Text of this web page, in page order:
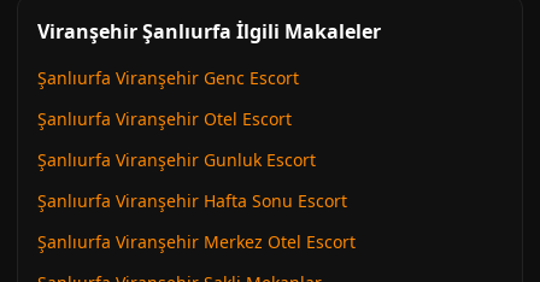
Viranşehir Şanlıurfa İlgili Makaleler
Şanlıurfa Viranşehir Genc Escort
Şanlıurfa Viranşehir Otel Escort
Şanlıurfa Viranşehir Gunluk Escort
Şanlıurfa Viranşehir Hafta Sonu Escort
Şanlıurfa Viranşehir Merkez Otel Escort